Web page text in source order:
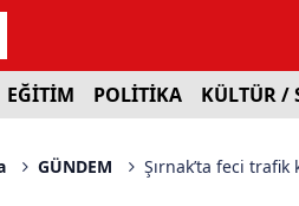
EĞİTİM POLİTİKA KÜLTÜR /
GÜNDEM Şırnak’ta feci